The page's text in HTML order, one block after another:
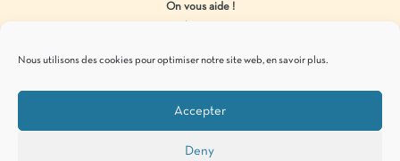
Nous utilisons des cookies pour optimiser notre site web, en savoir plus.
Accepter
Deny
On vous aide !
Produits en vrac
Pour vous tenir informés de
zéro déchet, c’est par ici !